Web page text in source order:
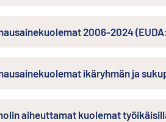
2006-2024
ikäryhmän ja
aiheuttamat kuolemat